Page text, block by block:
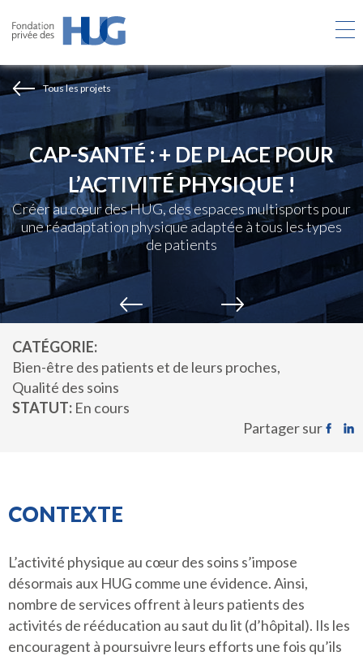
contenu
Tous les projets
CAP-SANTÉ : + DE PLACE POUR
L’ACTIVITÉ PHYSIQUE !
Créer au cœur des HUG, des espaces multisports pour
une réadaptation physique adaptée à tous les types
de patients
CATÉGORIE
Bien-être des patients et de leurs proches
Qualité des soins
STATUT En cours
Partager sur
CONTEXTE
L’activité physique au cœur des soins s’impose
désormais aux HUG comme une évidence. Ainsi,
nombre de services offrent à leurs patients des
activités de rééducation au saut du lit (d’hôpital). Ils les
encouragent à poursuivre leurs efforts une fois qu’ils